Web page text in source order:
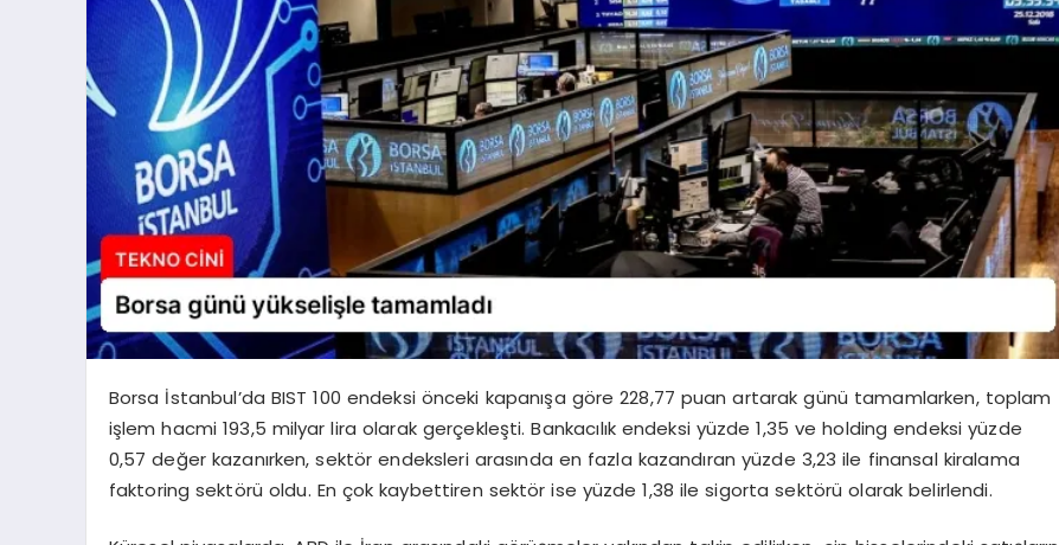
Borsa İstanbul’da BIST 100 endeksi önceki kapanışa göre 228,77 puan artarak günü tamamlarken, toplam
işlem hacmi 193,5 milyar lira olarak gerçekleşti. Bankacılık endeksi yüzde 1,35 ve holding endeksi yüzde
0,57 değer kazanırken, sektör endeksleri arasında en fazla kazandıran yüzde 3,23 ile finansal kiralama
faktoring sektörü oldu. En çok kaybettiren sektör ise yüzde 1,38 ile sigorta sektörü olarak belirlendi.